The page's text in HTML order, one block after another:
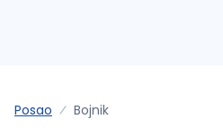
Posao Bojnik